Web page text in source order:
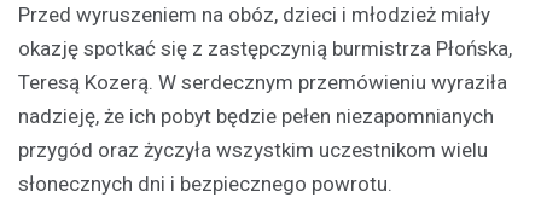
Przed wyruszeniem na obóz, dzieci i młodzież miały
okazję spotkać się z zastępczynią burmistrza Płońska,
Teresą Kozerą. W serdecznym przemówieniu wyraziła
nadzieję, że ich pobyt będzie pełen niezapomnianych
przygód oraz życzyła wszystkim uczestnikom wielu
słonecznych dni i bezpiecznego powrotu.